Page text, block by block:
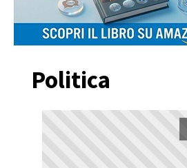
Politica